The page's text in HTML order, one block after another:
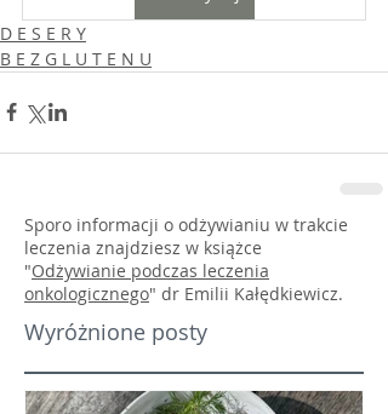
D E S E R Y
B E Z G L U T E N U
Sporo informacji o odżywianiu w trakcie
leczenia znajdziesz w książce
"Odżywianie podczas leczenia
onkologicznego" dr Emilii Kałędkiewicz.
Wyróżnione posty